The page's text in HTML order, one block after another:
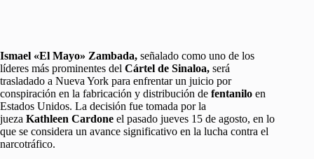
Ismael «El Mayo» Zambada, señalado como uno de los
líderes más prominentes del Cártel de Sinaloa, será
trasladado a Nueva York para enfrentar un juicio por
conspiración en la fabricación y distribución de fentanilo en
Estados Unidos. La decisión fue tomada por la
jueza Kathleen Cardone el pasado jueves 15 de agosto, en lo
que se considera un avance significativo en la lucha contra el
narcotráfico.